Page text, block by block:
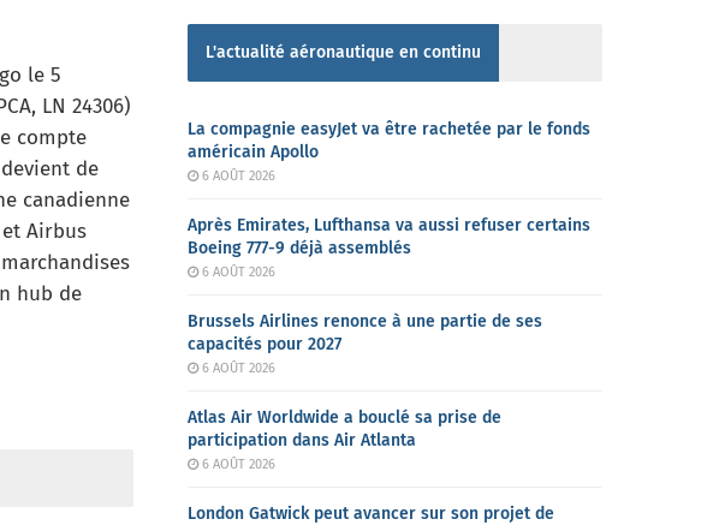
le 5
LN 24306)
compte
devient de
canadienne
Airbus
hub de
L'actualité aéronautique en continu
La compagnie easyJet va être rachetée par le fonds
américain Apollo
6 AOÛT 2026
Après Emirates, Lufthansa va aussi refuser certains
Boeing 777-9 déjà assemblés
6 AOÛT 2026
Brussels Airlines renonce à une partie de ses
capacités pour 2027
6 AOÛT 2026
Atlas Air Worldwide a bouclé sa prise de
participation dans Air Atlanta
6 AOÛT 2026
London Gatwick peut avancer sur son projet de